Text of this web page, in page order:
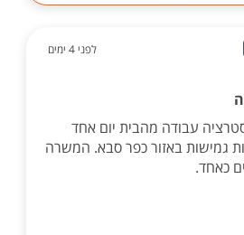
לפני 4 ימים
עבודה מהבית יום אחד
גמישות באזור כפר סבא. המשרה
כאחד.